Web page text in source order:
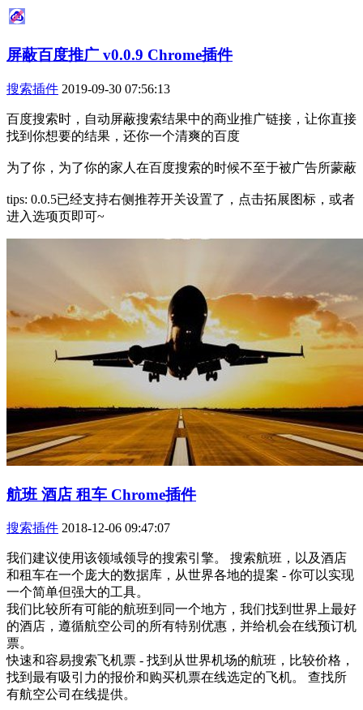
屏蔽百度推广 v0.0.9 Chrome插件
搜索插件 2019-09-30 07:56:13
百度搜索时，自动屏蔽搜索结果中的商业推广链接，让你直接
找到你想要的结果，还你一个清爽的百度
为了你，为了你的家人在百度搜索的时候不至于被广告所蒙蔽
tips: 0.0.5已经支持右侧推荐开关设置了，点击拓展图标，或者
进入选项页即可~
航班 酒店 租车 Chrome插件
搜索插件 2018-12-06 09:47:07
我们建议使用该领域领导的搜索引擎。 搜索航班，以及酒店
和租车在一个庞大的数据库，从世界各地的提案 - 你可以实现
一个简单但强大的工具。
我们比较所有可能的航班到同一个地方，我们找到世界上最好
的酒店，遵循航空公司的所有特别优惠，并给机会在线预订机
票。
快速和容易搜索飞机票 - 找到从世界机场的航班，比较价格，
找到最有吸引力的报价和购买机票在线选定的飞机。 查找所
有航空公司在线提供。